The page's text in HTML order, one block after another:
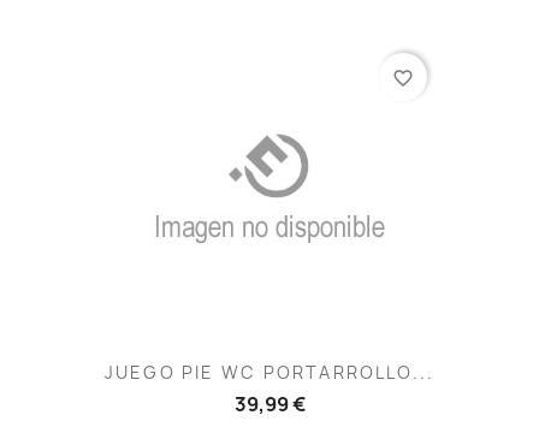
JUEGO PIE WC PORTARROLLO...
39,99 €
favorite_border